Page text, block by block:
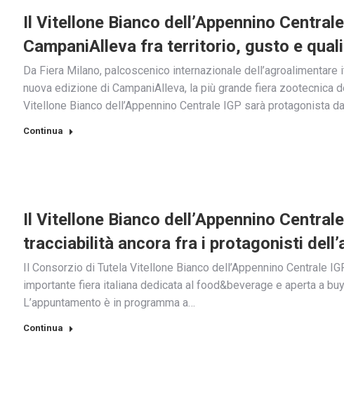
Il Vitellone Bianco dell’Appennino
CampaniAlleva fra territorio, gusto e
Da Fiera Milano, palcoscenico internazionale
nuova edizione di CampaniAlleva, la più grande fiera zootecnica
Vitellone Bianco dell’Appennino Centrale IGP sarà protagonista
Continua
Il Vitellone Bianco dell’Appennino
tracciabilità ancora fra i protagonisti
Il Consorzio di Tutela Vitellone Bianco dell’Appennino Centrale
importante fiera italiana dedicata al food&beverage e aperta a
L’appuntamento è in programma a…
Continua